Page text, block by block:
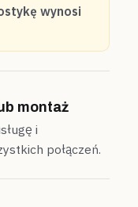
wynosi
montaż
i
połączeń.